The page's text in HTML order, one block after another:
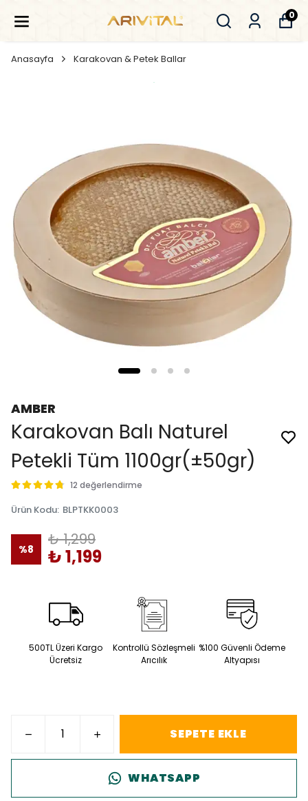
0
Anasayfa Karakovan & Petek Ballar
AMBER
Karakovan Balı Naturel
Petekli Tüm 1100gr(±50gr)
12 değerlendirme
Ürün Kodu: BLPTKK0003
%8
₺ 1,299
₺ 1,199
500TL Üzeri Kargo
Ücretsiz
Kontrollü Sözleşmeli
Arıcılık
%100 Güvenli Ödeme
Altyapısı
SEPETE EKLE
WHATSAPP